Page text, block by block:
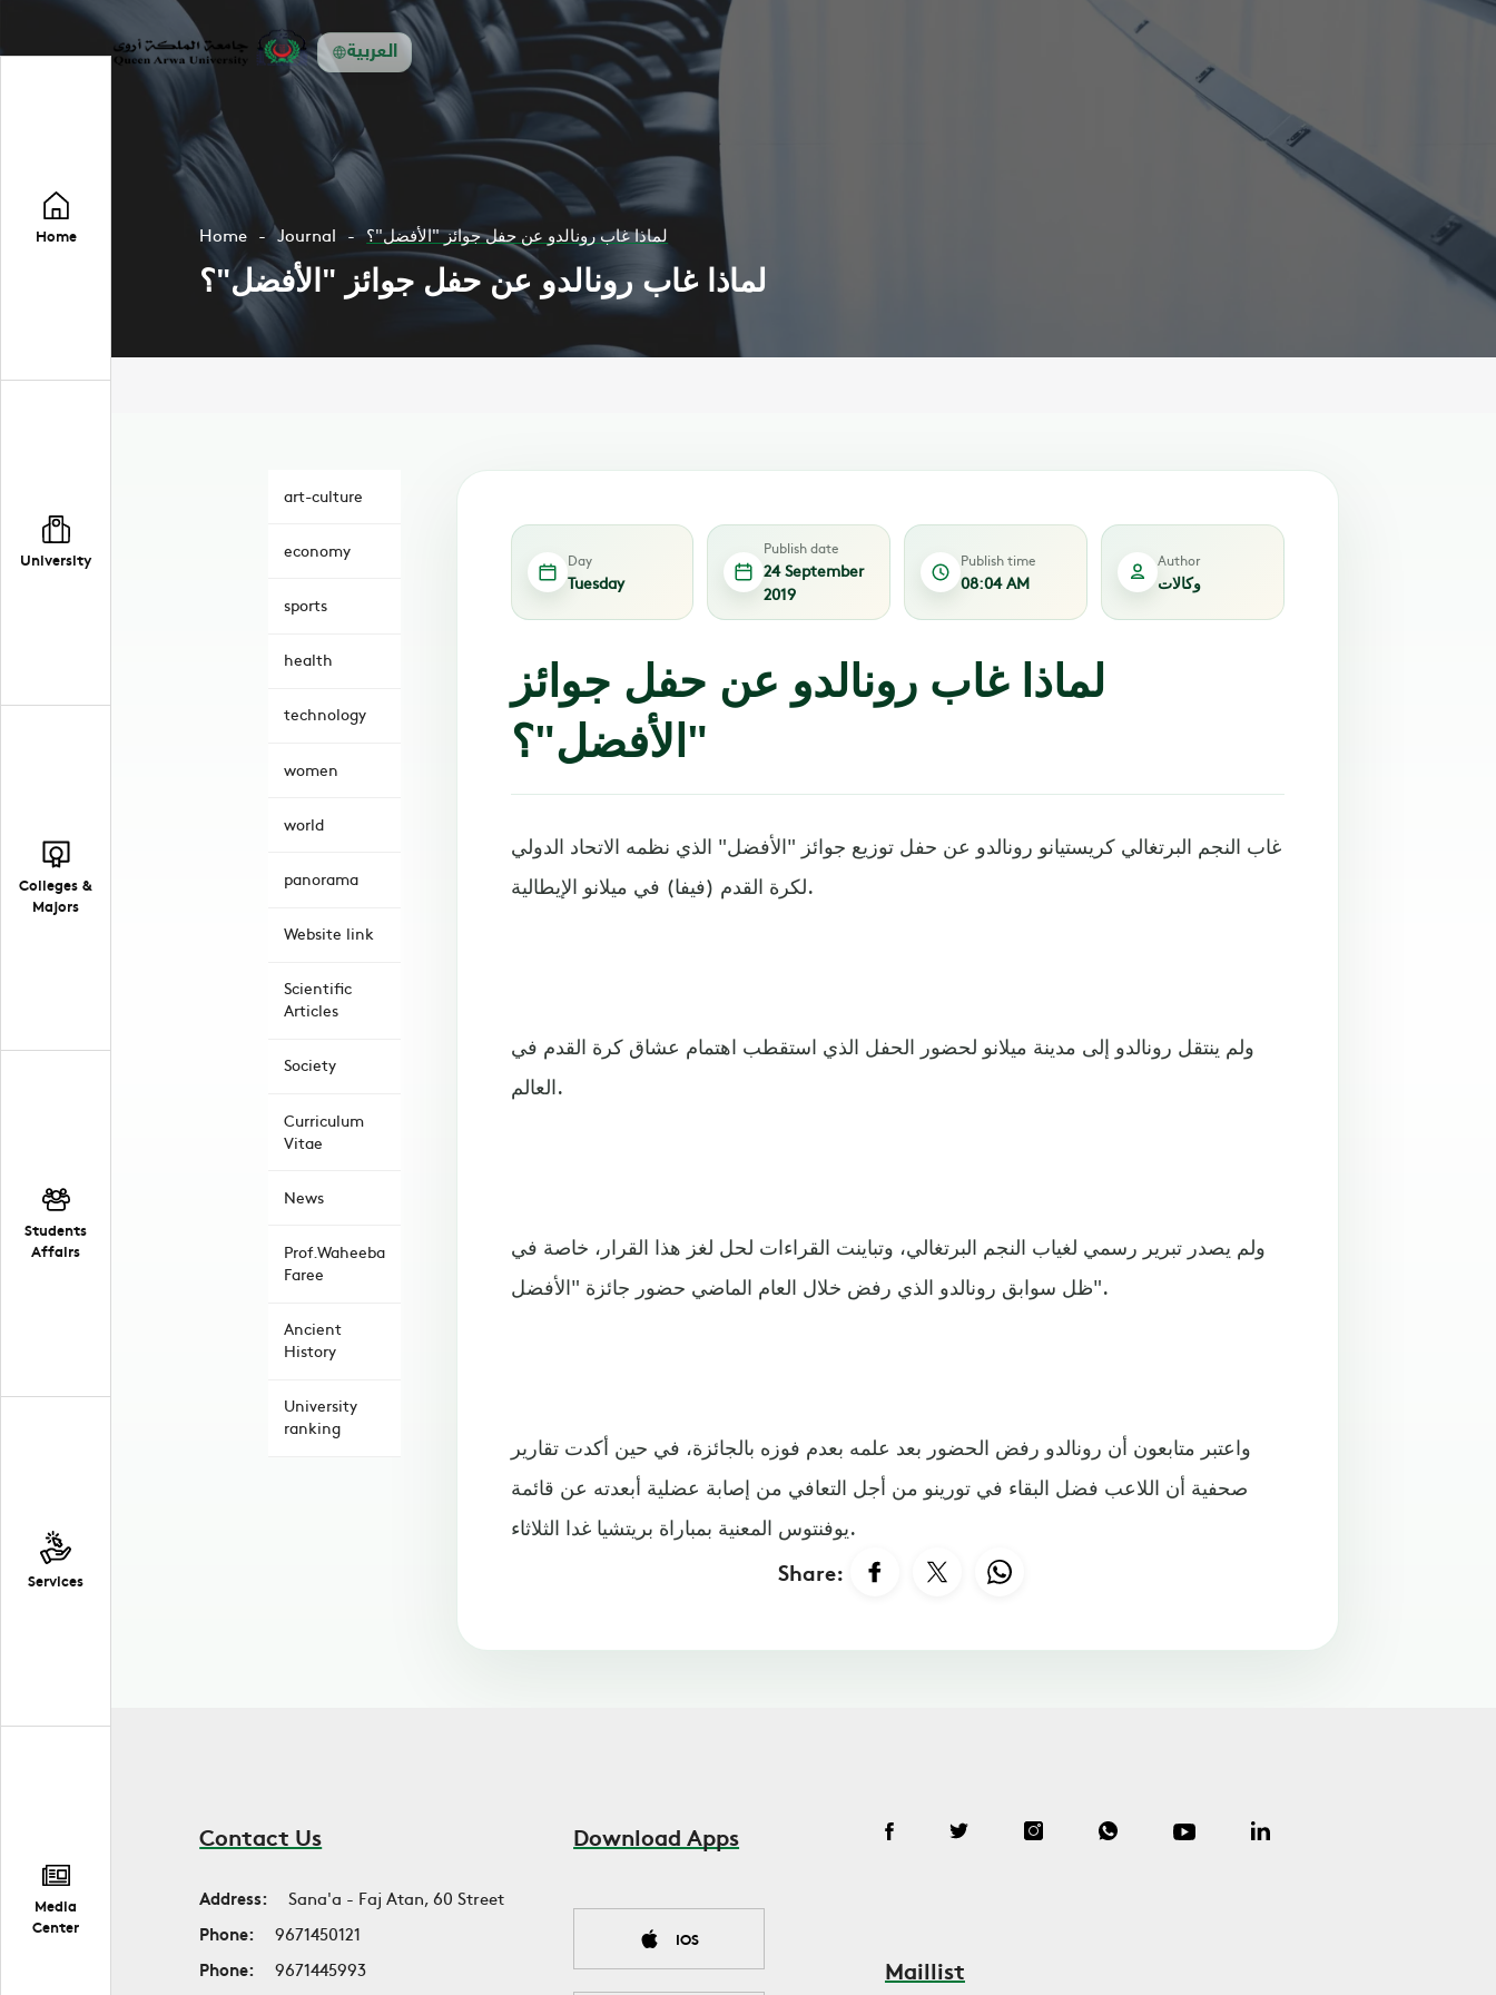
العربية
Home
University
Colleges &
Majors
Students
Affairs
Services
Media
Center
Home Journal لماذا غاب رونالدو عن حفل جوائز "الأفضل"؟
لماذا غاب رونالدو عن حفل جوائز "الأفضل"؟
art-culture
economy
sports
health
technology
women
world
panorama
Website link
Scientific
Articles
Society
Curriculum
Vitae
News
Prof.Waheeba
Faree
Ancient
History
University
ranking
Day
Tuesday
Publish date
24 September
2019
Publish time
08:04 AM
Author
وكالات
لماذا غاب رونالدو عن حفل جوائز
"الأفضل"؟
غاب النجم البرتغالي كريستيانو رونالدو عن حفل توزيع جوائز "الأفضل" الذي نظمه الاتحاد الدولي
لكرة القدم (فيفا) في ميلانو الإيطالية.
ولم ينتقل رونالدو إلى مدينة ميلانو لحضور الحفل الذي استقطب اهتمام عشاق كرة القدم في
العالم.
ولم يصدر تبرير رسمي لغياب النجم البرتغالي، وتباينت القراءات لحل لغز هذا القرار، خاصة في
ظل سوابق رونالدو الذي رفض خلال العام الماضي حضور جائزة "الأفضل".
واعتبر متابعون أن رونالدو رفض الحضور بعد علمه بعدم فوزه بالجائزة، في حين أكدت تقارير
صحفية أن اللاعب فضل البقاء في تورينو من أجل التعافي من إصابة عضلية أبعدته عن قائمة
يوفنتوس المعنية بمباراة بريتشيا غدا الثلاثاء.
Share:
Contact Us
Address:
Sana'a - Faj Atan, 60 Street
Phone:
9671450121
Phone:
9671445993
Download Apps
IOS
Maillist